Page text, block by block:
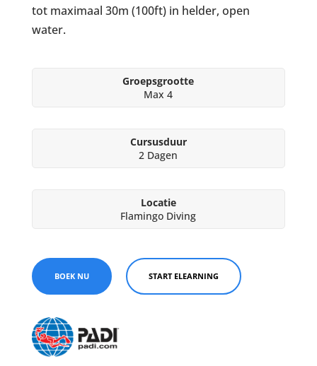
tot maximaal 30m (100ft) in helder, open
water.
Groepsgrootte
Max 4
Cursusduur
2 Dagen
Locatie
Flamingo Diving
BOEK NU START ELEARNING